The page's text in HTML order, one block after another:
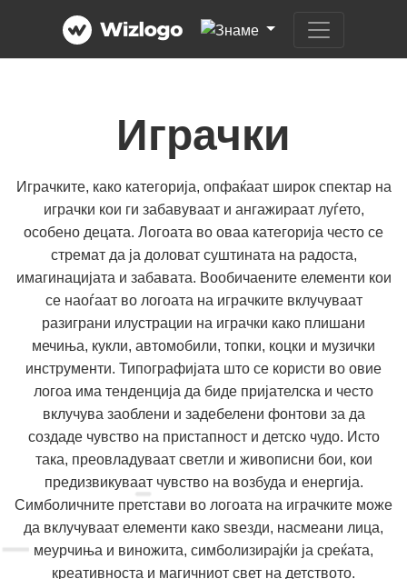
Играчки
Играчките, како категорија, опфаќаат широк спектар на
играчки кои ги забавуваат и ангажираат луѓето,
особено децата. Логоата во оваа категорија често се
стремат да ја доловат суштината на радоста,
имагинацијата и забавата. Вообичаените елементи кои
се наоѓаат во логоата на играчките вклучуваат
разиграни илустрации на играчки како плишани
мечиња, кукли, автомобили, топки, коцки и музички
инструменти. Типографијата што се користи во овие
логоа има тенденција да биде пријателска и често
вклучува заоблени и задебелени фонтови за да
создаде чувство на пристапност и детско чудо. Исто
така, преовладуваат светли и живописни бои, кои
предизвикуваат чувство на возбуда и енергија.
Симболичните претстави во логоата на играчките може
да вклучуваат елементи како ѕвезди, насмеани лица,
меурчиња и виножита, симболизирајќи ја среќата,
креативноста и магичниот свет на детството.